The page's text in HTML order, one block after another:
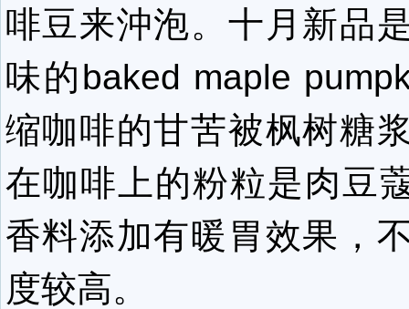
啡豆来沖泡。十月新品
味的baked maple
缩咖啡的甘苦被枫树糖
在咖啡上的粉粒是肉豆
香料添加有暖胃效果，
度较高。